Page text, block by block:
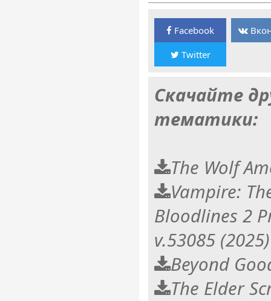
Facebook
Twitter
Скачайте
тематики:
The Wolf
Vampire:
Bloodlines 2
v.53085
Beyond
The Elder